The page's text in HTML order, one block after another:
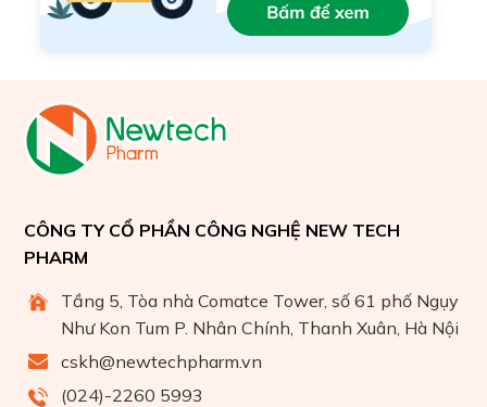
CÔNG TY CỔ PHẦN CÔNG NGHỆ NEW TECH
PHARM
Tầng 5, Tòa nhà Comatce Tower, số 61 phố Ngụy
Như Kon Tum P. Nhân Chính, Thanh Xuân, Hà Nội
cskh@newtechpharm.vn
(024)-2260 5993